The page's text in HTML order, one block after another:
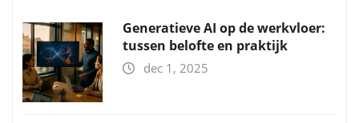
Generatieve AI op de werkvloer:
tussen belofte en praktijk
dec 1, 2025